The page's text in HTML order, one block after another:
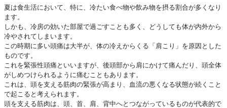
夏は食生活において、特に、冷たい食べ物や飲み物を摂る割合が多くなり
ます。
しかも、冷房の効いた部屋で過ごすことも多く、どうしても体が内外から
冷やされてしまいます。
この時期に多い頭痛は大半が、体の冷えからくる「肩こり」を原因とした
ものです。
これを緊張性頭痛といいますが、後頭部から肩にかけて痛んだり、頭全体
がしめつけられるように痛むこともあります。
これは、頭を支える筋肉の緊張が高まり、血流の悪くなる状態が続くこと
で起こると考えられます。
頭を支える筋肉は、頭、首、肩、背中へとつながっているものが代表的で